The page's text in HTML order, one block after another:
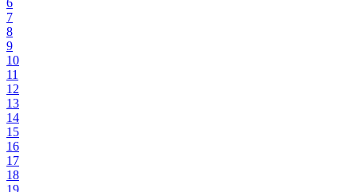
7
8
9
10
11
12
13
14
15
16
17
18
19